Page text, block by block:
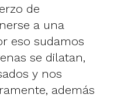
de
a una
eso sudamos
se dilatan,
y nos
además